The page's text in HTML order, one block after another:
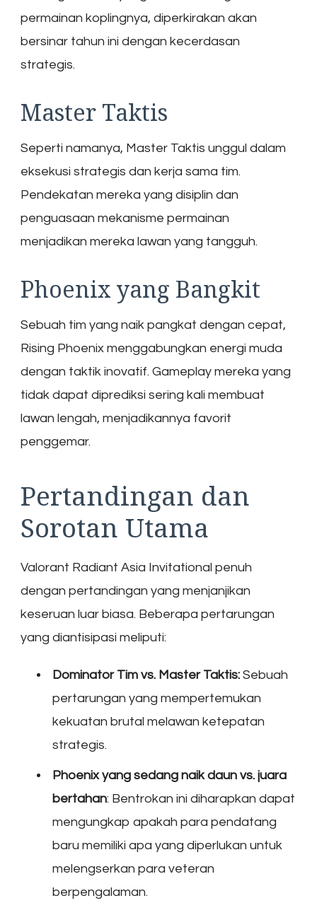
permainan koplingnya, diperkirakan akan
bersinar tahun ini dengan kecerdasan
strategis.
Master Taktis
Seperti namanya, Master Taktis unggul dalam
eksekusi strategis dan kerja sama tim.
Pendekatan mereka yang disiplin dan
penguasaan mekanisme permainan
menjadikan mereka lawan yang tangguh.
Phoenix yang Bangkit
Sebuah tim yang naik pangkat dengan cepat,
Rising Phoenix menggabungkan energi muda
dengan taktik inovatif. Gameplay mereka yang
tidak dapat diprediksi sering kali membuat
lawan lengah, menjadikannya favorit
penggemar.
Pertandingan dan
Sorotan Utama
Valorant Radiant Asia Invitational penuh
dengan pertandingan yang menjanjikan
keseruan luar biasa. Beberapa pertarungan
yang diantisipasi meliputi:
Dominator Tim vs. Master Taktis: Sebuah
pertarungan yang mempertemukan
kekuatan brutal melawan ketepatan
strategis.
Phoenix yang sedang naik daun vs. juara
bertahan: Bentrokan ini diharapkan dapat
mengungkap apakah para pendatang
baru memiliki apa yang diperlukan untuk
melengserkan para veteran
berpengalaman.